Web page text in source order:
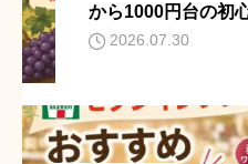
から1000円台の初
2026.07.30